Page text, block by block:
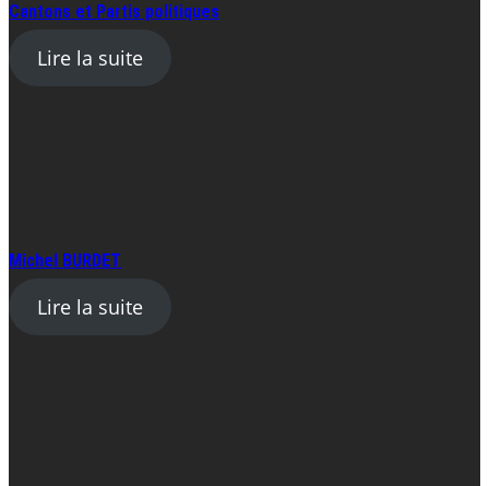
Cantons et Partis politiques
Lire la suite
Michel BURDET
Lire la suite